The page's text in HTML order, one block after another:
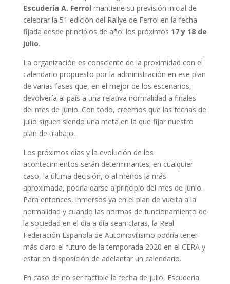
Escudería A. Ferrol mantiene su previsión inicial de
celebrar la 51 edición del Rallye de Ferrol en la fecha
fijada desde principios de año: los próximos 17 y 18 de
julio.
La organización es consciente de la proximidad con el
calendario propuesto por la administración en ese plan
de varias fases que, en el mejor de los escenarios,
devolvería al país a una relativa normalidad a finales
del mes de junio. Con todo, creemos que las fechas de
julio siguen siendo una meta en la que fijar nuestro
plan de trabajo.
Los próximos días y la evolución de los
acontecimientos serán determinantes; en cualquier
caso, la última decisión, o al menos la más
aproximada, podría darse a principio del mes de junio.
Para entonces, inmersos ya en el plan de vuelta a la
normalidad y cuando las normas de funcionamiento de
la sociedad en el día a día sean claras, la Real
Federación Española de Automovilismo podría tener
más claro el futuro de la temporada 2020 en el CERA y
estar en disposición de adelantar un calendario.
En caso de no ser factible la fecha de julio, Escudería